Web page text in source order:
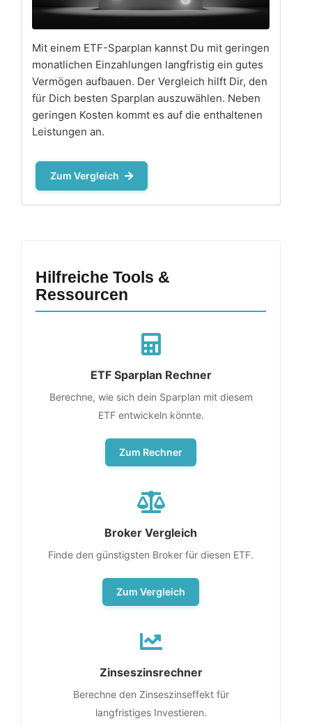
Mit einem ETF-Sparplan kannst Du mit geringen
monatlichen Einzahlungen langfristig ein gutes
Vermögen aufbauen. Der Vergleich hilft Dir, den
für Dich besten Sparplan auszuwählen. Neben
geringen Kosten kommt es auf die enthaltenen
Leistungen an.
Zum Vergleich
Hilfreiche Tools &
Ressourcen
ETF Sparplan Rechner
Berechne, wie sich dein Sparplan mit diesem
ETF entwickeln könnte.
Zum Rechner
Broker Vergleich
Finde den günstigsten Broker für diesen ETF.
Zum Vergleich
Zinseszinsrechner
Berechne den Zinseszinseffekt für
langfristiges Investieren.